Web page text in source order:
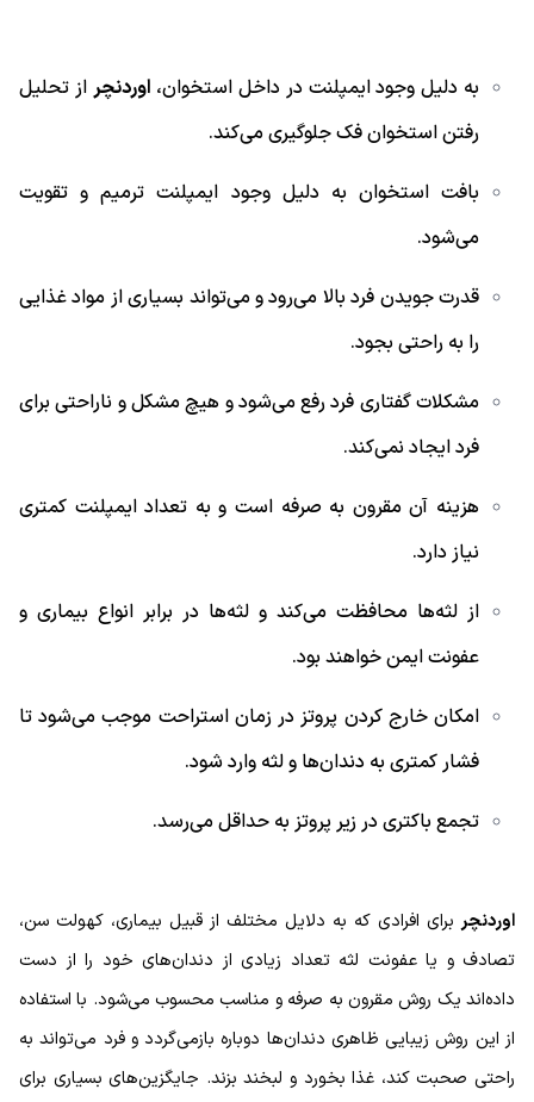
به دلیل وجود ایمپلنت در داخل استخوان، اوردنچر از تحلیل
رفتن استخوان فک جلوگیری می‌کند.
بافت استخوان به دلیل وجود ایمپلنت ترمیم و تقویت
می‌شود.
قدرت جویدن فرد بالا می‌رود و می‌تواند بسیاری از مواد غذایی
را به راحتی بجود.
مشکلات گفتاری فرد رفع می‌شود و هیچ مشکل و ناراحتی برای
فرد ایجاد نمی‌کند.
هزینه آن مقرون به صرفه است و به تعداد ایمپلنت کمتری
نیاز دارد.
از لثه‌ها محافظت می‌کند و لثه‌ها در برابر انواع بیماری و
عفونت ایمن خواهند بود.
امکان خارج کردن پروتز در زمان استراحت موجب می‌شود تا
فشار کمتری به دندان‌ها و لثه وارد شود.
تجمع باکتری در زیر پروتز به حداقل می‌رسد.
اوردنچر برای افرادی که به دلایل مختلف از قبیل بیماری، کهولت سن،
تصادف و یا عفونت لثه تعداد زیادی از دندان‌های خود را از دست
داده‌اند یک روش مقرون به صرفه و مناسب محسوب می‌شود. با استفاده
از این روش زیبایی ظاهری دندان‌ها دوباره بازمی‌گردد و فرد می‌تواند به
راحتی صحبت کند، غذا بخورد و لبخند بزند. جایگزین‌های بسیاری برای